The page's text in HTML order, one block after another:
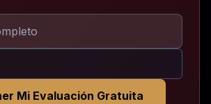
Mi Evaluación Gratuita